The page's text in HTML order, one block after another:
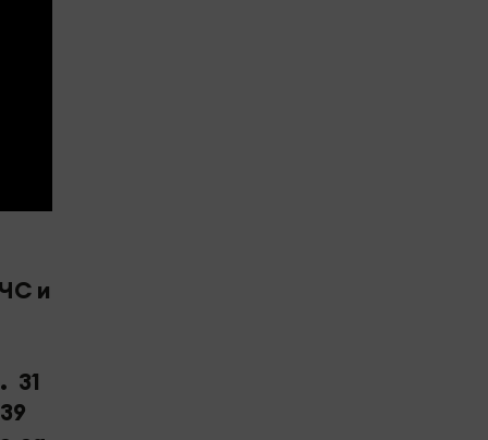
и
31